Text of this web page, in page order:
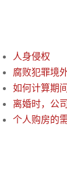
人身侵权
腐败犯罪境
如何计算期
离婚时，公
个人购房的